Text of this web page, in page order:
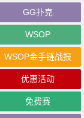
GG扑克
WSOP
WSOP金手链战报
优惠活动
免费赛